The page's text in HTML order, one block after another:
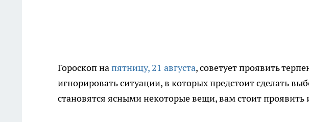
Гороскоп напятницу, 21 августа, советует проявить
игнорировать ситуации, в которых предстоит сделать
становятся ясными некоторые вещи, вам стоит